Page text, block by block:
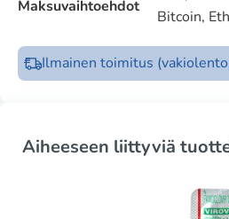
Maksuvaihtoehdot
Bitcoin,
Ilmainen toimitus
Aiheeseen liittyviä